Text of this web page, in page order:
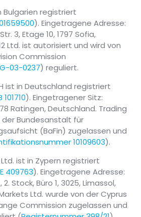
Bulgarien registriert
). Eingetragene Adresse:
3, Etage 10, 1797 Sofia,
Ltd. ist autorisiert und wird von
Commission
03-0237) reguliert.
ist in Deutschland registriert
). Eingetragener Sitz:
Ratingen, Deutschland. Trading
der Bundesanstalt für
(BaFin) zugelassen und
10109603).
ist in Zypern registriert
409763). Eingetragene Adresse:
2. Stock, Büro 1, 3025, Limassol,
Ltd. wurde von der Cyprus
Commission zugelassen und